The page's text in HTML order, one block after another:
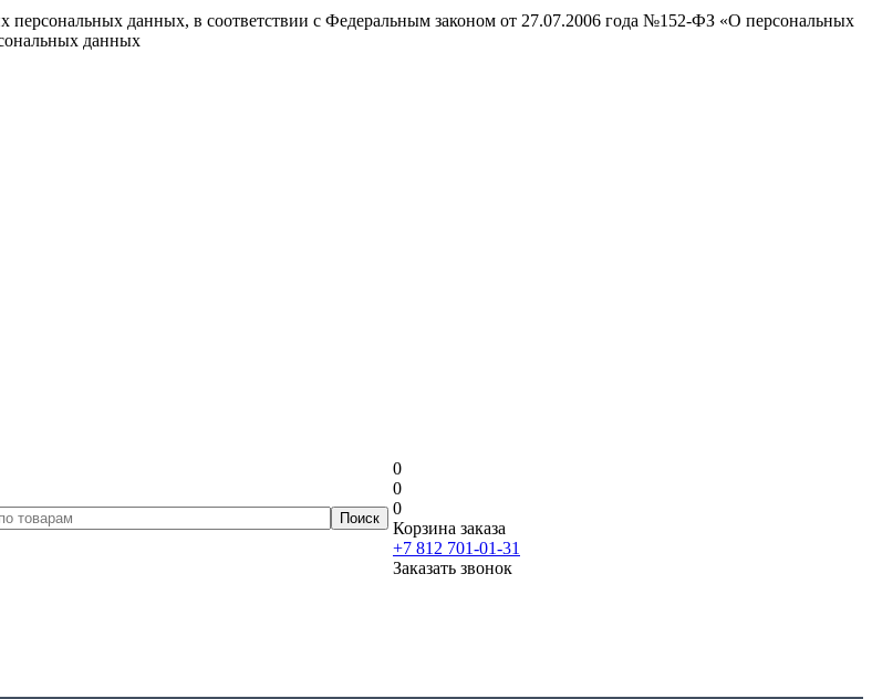
персональных данных, в соответствии с Федеральным законом от 27.07.2006 года №152-ФЗ «О персональных
данных
0
0
0
Корзина заказа
+7 812 701-01-31
Заказать звонок